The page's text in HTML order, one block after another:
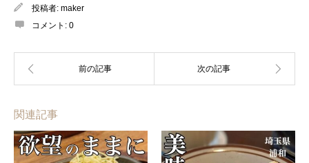
投稿者: maker
コメント: 0
関連記事